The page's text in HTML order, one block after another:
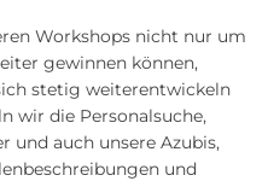
Workshops nicht nur um
gewinnen können,
stetig weiterentwickeln
wir die Personalsuche,
und auch unsere Azubis,
und